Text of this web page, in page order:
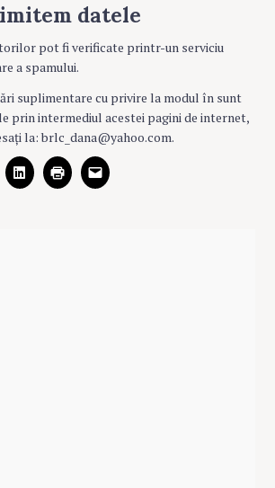
datele
pot fi verificate printr-un serviciu
a spamului.
suplimentare cu privire la modul în sunt
prin intermediul acestei pagini de internet,
la:brlc_dana@yahoo.com.